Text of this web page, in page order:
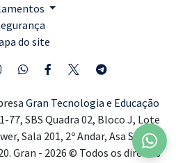
do site
Gran Tecnologia e Educação
77, SBS Quadra 02, Bloco J, Lote
Sala 201, 2º Andar, Asa Sul,
Gran - 2026 © Todos os direitos